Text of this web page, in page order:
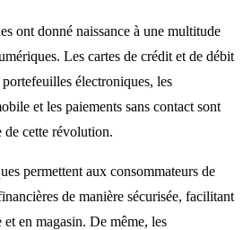
ont donné naissance à une multitude
Les cartes de crédit et de débit
électroniques, les
et les paiements sans contact sont
de cette révolution.
permettent aux consommateurs de
de manière sécurisée, facilitant
en magasin. De même, les